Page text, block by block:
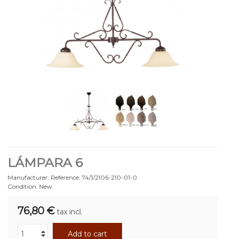
LÁMPARA 6
Manufacturer: Reference: 74/1/2106-210-01-0
Condition: New
76,80 € tax incl.
Add to cart